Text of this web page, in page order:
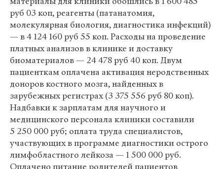
руб 03 коп, реагенты (патанатомия,
молекулярная биология, диагностика инфекций)
— в 4 124 160 руб 55 коп. Расходы на проведение
платных анализов в клинике и доставку
биоматериалов — 24 478 руб 40 коп. Двум
пациенткам оплачена активация неродственных
доноров костного мозга, найденных в
зарубежных регистрах (3 375 556 руб 80 коп).
Надбавки к зарплатам для научного и
медицинского персонала клиники составили
5 250 000 руб; оплата труда специалистов,
участвующих в программе диагностики острого
лимфобластного лейкоза — 1 500 000 руб.